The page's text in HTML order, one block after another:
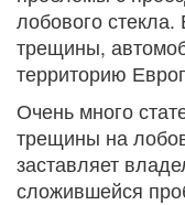
лобового
трещины,
территорию
Очень много
трещины на
заставляет
сложившейся